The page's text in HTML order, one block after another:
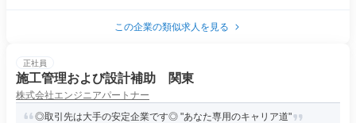
この企業の類似求人を見る
正社員
施工管理および設計補助 関東
株式会社エンジニアパートナー
◎取引先は大手の安定企業です◎ "あなた専用のキャリア道"